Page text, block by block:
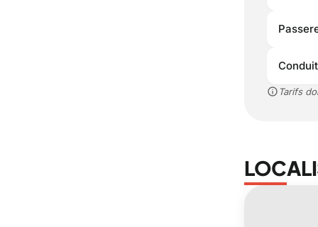
info Tarifs